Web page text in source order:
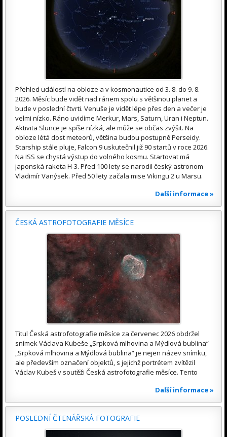
Přehled událostí na obloze a v kosmonautice od 3. 8. do 9. 8.
2026. Měsíc bude vidět nad ránem spolu s většinou planet a
bude v poslední čtvrti. Venuše je vidět lépe přes den a večer je
velmi nízko. Ráno uvidíme Merkur, Mars, Saturn, Uran i Neptun.
Aktivita Slunce je spíše nízká, ale může se občas zvýšit. Na
obloze létá dost meteorů, většina budou postupně Perseidy.
Starship stále pluje, Falcon 9 uskutečnil již 90 startů v roce 2026.
Na ISS se chystá výstup do volného kosmu. Startovat má
japonská raketa H-3. Před 100 lety se narodil český astronom
Vladimír Vanýsek. Před 50 lety začala mise Vikingu 2 u Marsu.
Další informace »
ČESKÁ ASTROFOTOGRAFIE MĚSÍCE
Titul Česká astrofotografie měsíce za červenec 2026 obdržel
snímek Václava Kubeše „Srpková mlhovina a Mýdlová bublina“
„Srpková mlhovina a Mýdlová bublina“ je nejen název snímku,
ale především označení objektů, s jejichž portrétem zvítězil
Václav Kubeš v soutěži Česká astrofotografie měsíce. Tento
Další informace »
POSLEDNÍ ČTENÁŘSKÁ FOTOGRAFIE